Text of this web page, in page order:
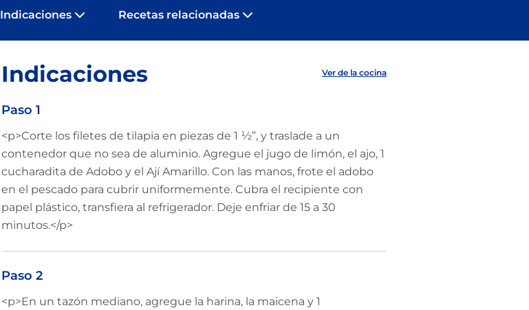
Indicaciones Recetas relacionadas
Indicaciones Ver de la cocina
Paso 1
<p>Corte los filetes de tilapia en piezas de 1 ½”, y traslade a un
contenedor que no sea de aluminio. Agregue el jugo de limón, el ajo, 1
cucharadita de Adobo y el Ají Amarillo. Con las manos, frote el adobo
en el pescado para cubrir uniformemente. Cubra el recipiente con
papel plástico, transfiera al refrigerador. Deje enfriar de 15 a 30
minutos.</p>
Paso 2
<p>En un tazón mediano, agregue la harina, la maicena y 1